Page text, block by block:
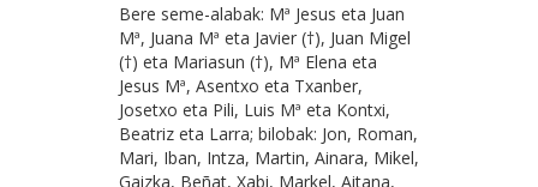
Bere seme-alabak: Mª Jesus eta Juan
Mª, Juana Mª eta Javier (†), Juan Migel
(†) eta Mariasun (†), Mª Elena eta
Jesus Mª, Asentxo eta Txanber,
Josetxo eta Pili, Luis Mª eta Kontxi,
Beatriz eta Larra; bilobak: Jon, Roman,
Mari, Iban, Intza, Martin, Ainara, Mikel,
Gaizka, Beñat, Xabi, Markel, Aitana,